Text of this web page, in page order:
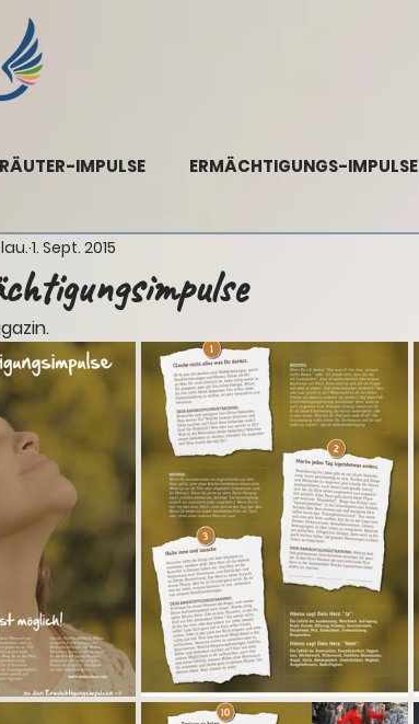
IMPULSE ERMÄCHTIGUNGS-IMPULSE
1. Sept. 2015